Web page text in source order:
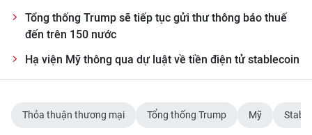
Tổng thống Trump sẽ tiếp tục gửi thư thông báo thuế
đến trên 150 nước
Hạ viện Mỹ thông qua dự luật về tiền điện tử stablecoin
Thỏa thuận thương mại Tổng thống Trump Mỹ